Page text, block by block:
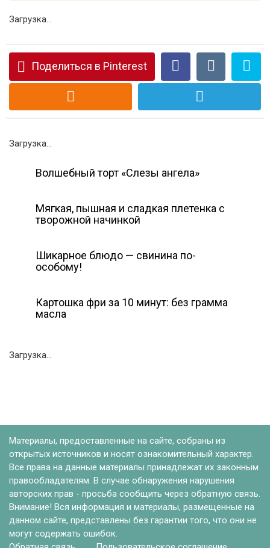
Загрузка...
Поделиться в Pinterest
Загрузка...
Волшебный торт «Слезы ангела»
Мягкая, пышная и сладкая плетенка с
творожной начинкой
Шикарное блюдо — свинина по-
особому!
Картошка фри за 10 минут: без грамма
масла
Загрузка...
Материалы, предоставленные на сайте, собраны из
открытых источников и носят ознакомительный характер.
Все права на данные материалы принадлежат их законным
правообладателям. В случае обнаружения нарушения
авторских прав - просьба сообщить через обратную связь.
Внимание! Вся информация и материалы, размещенные на
данном сайте, представлены без гарантии того, что они не
могут содержать ошибок.